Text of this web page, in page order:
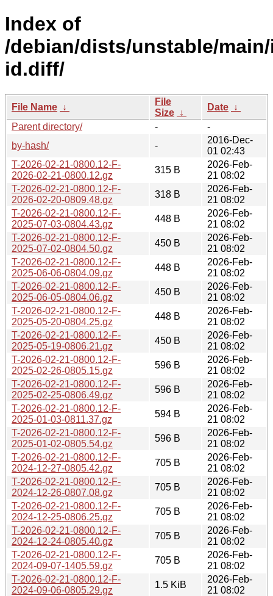
Index of
/debian/dists/unstable/
id.diff/
File Name ↓
File
Size ↓
Date ↓
Parent directory/
-
-
by-hash/
-
2016-Dec-
01 02:43
T-2026-02-21-0800.12-F-
2026-02-21-0800.12.gz
315 B
2026-Feb-
21 08:02
T-2026-02-21-0800.12-F-
2026-02-20-0809.48.gz
318 B
2026-Feb-
21 08:02
T-2026-02-21-0800.12-F-
2025-07-03-0804.43.gz
448 B
2026-Feb-
21 08:02
T-2026-02-21-0800.12-F-
2025-07-02-0804.50.gz
450 B
2026-Feb-
21 08:02
T-2026-02-21-0800.12-F-
2025-06-06-0804.09.gz
448 B
2026-Feb-
21 08:02
T-2026-02-21-0800.12-F-
2025-06-05-0804.06.gz
450 B
2026-Feb-
21 08:02
T-2026-02-21-0800.12-F-
2025-05-20-0804.25.gz
448 B
2026-Feb-
21 08:02
T-2026-02-21-0800.12-F-
2025-05-19-0806.21.gz
450 B
2026-Feb-
21 08:02
T-2026-02-21-0800.12-F-
2025-02-26-0805.15.gz
596 B
2026-Feb-
21 08:02
T-2026-02-21-0800.12-F-
2025-02-25-0806.49.gz
596 B
2026-Feb-
21 08:02
T-2026-02-21-0800.12-F-
2025-01-03-0811.37.gz
594 B
2026-Feb-
21 08:02
T-2026-02-21-0800.12-F-
2025-01-02-0805.54.gz
596 B
2026-Feb-
21 08:02
T-2026-02-21-0800.12-F-
2024-12-27-0805.42.gz
705 B
2026-Feb-
21 08:02
T-2026-02-21-0800.12-F-
2024-12-26-0807.08.gz
705 B
2026-Feb-
21 08:02
T-2026-02-21-0800.12-F-
2024-12-25-0806.25.gz
705 B
2026-Feb-
21 08:02
T-2026-02-21-0800.12-F-
2024-12-24-0805.40.gz
705 B
2026-Feb-
21 08:02
T-2026-02-21-0800.12-F-
2024-09-07-1405.59.gz
705 B
2026-Feb-
21 08:02
T-2026-02-21-0800.12-F-
2024-09-06-0805.29.gz
1.5 KiB
2026-Feb-
21 08:02